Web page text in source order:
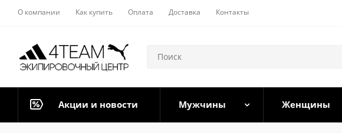
О компании Как купить Оплата Доставка Контакты
Акции и новости Мужчины Женщины